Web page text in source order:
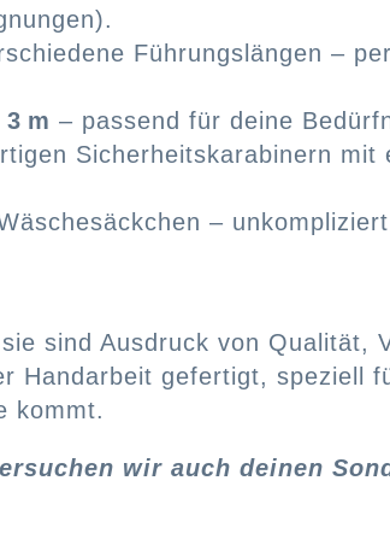
Führungslängen –
3 m – passend für deine
Sicherheitskarabinern mit
–
sind Ausdruck von Qualität,
Handarbeit gefertigt, speziell
kommt.
wir auch deinen